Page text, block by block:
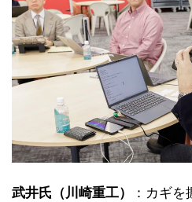
武井氏（川崎重工）
：カギ